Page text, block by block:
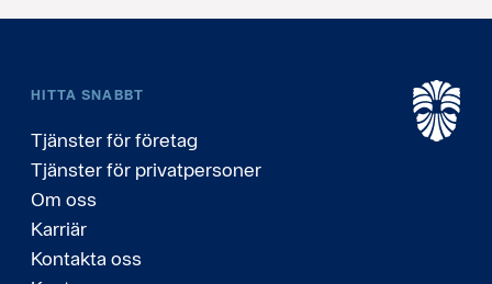
HITTA SNABBT
Tjänster för företag
Tjänster för privatpersoner
Om oss
Karriär
Kontakta oss